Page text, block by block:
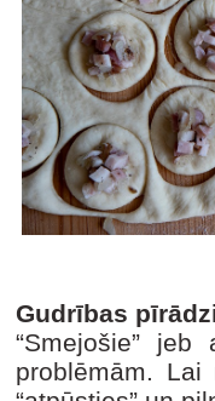
Gudrības
“Smejošie”
problēmām.